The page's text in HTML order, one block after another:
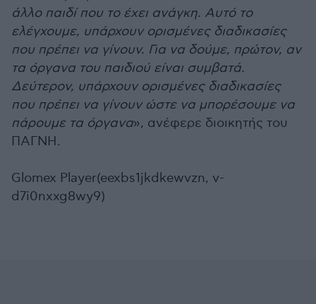
άλλο παιδί που το έχει ανάγκη. Αυτό το
ελέγχουμε, υπάρχουν ορισμένες διαδικασίες
που πρέπει να γίνουν. Για να δούμε, πρώτον, αν
τα όργανα του παιδιού είναι συμβατά.
Δεύτερον, υπάρχουν ορισμένες διαδικασίες
που πρέπει να γίνουν ώστε να μπορέσουμε να
πάρουμε τα όργανα», ανέφερε διοικητής του
ΠΑΓΝΗ.
Glomex Player(eexbs1jkdkewvzn, v-
d7i0nxxg8wy9)